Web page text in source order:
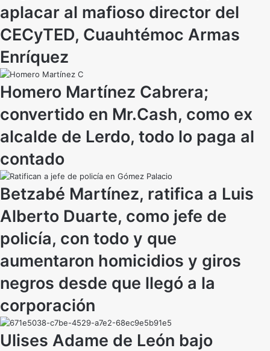
aplacar al mafioso director del
CECyTED, Cuauhtémoc Armas
Enríquez
Homero Martínez Cabrera;
convertido en Mr.Cash, como ex
alcalde de Lerdo, todo lo paga al
contado
Betzabé Martínez, ratifica a Luis
Alberto Duarte, como jefe de
policía, con todo y que
aumentaron homicidios y giros
negros desde que llegó a la
corporación
Ulises Adame de León bajo